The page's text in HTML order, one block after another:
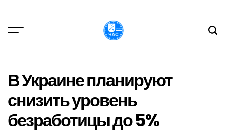
вмісту
В Украине планируют
снизить уровень
безработицы до 5%